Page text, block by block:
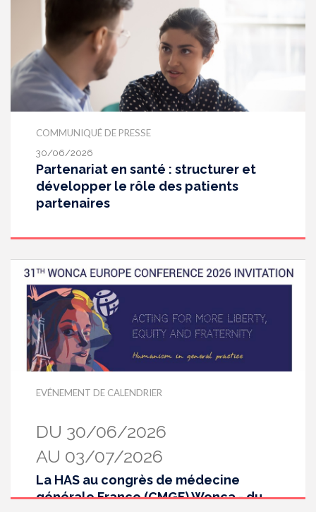
acouphènes chroniques invalidants . Elle publie
aujourd’hui ses travaux, destinés aux
professionnels de santé [1] impliqués dans le suivi
de ces patients.
COMMUNIQUÉ DE PRESSE
30/06/2026
Partenariat en santé : structurer et
développer le rôle des patients
partenaires
EVÉNEMENT DE CALENDRIER
DU 30/06/2026
AU 03/07/2026
La HAS au congrès de médecine
générale France (CMGF) Wonca - du